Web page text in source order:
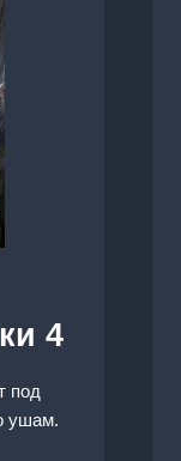
4
под
ушам.